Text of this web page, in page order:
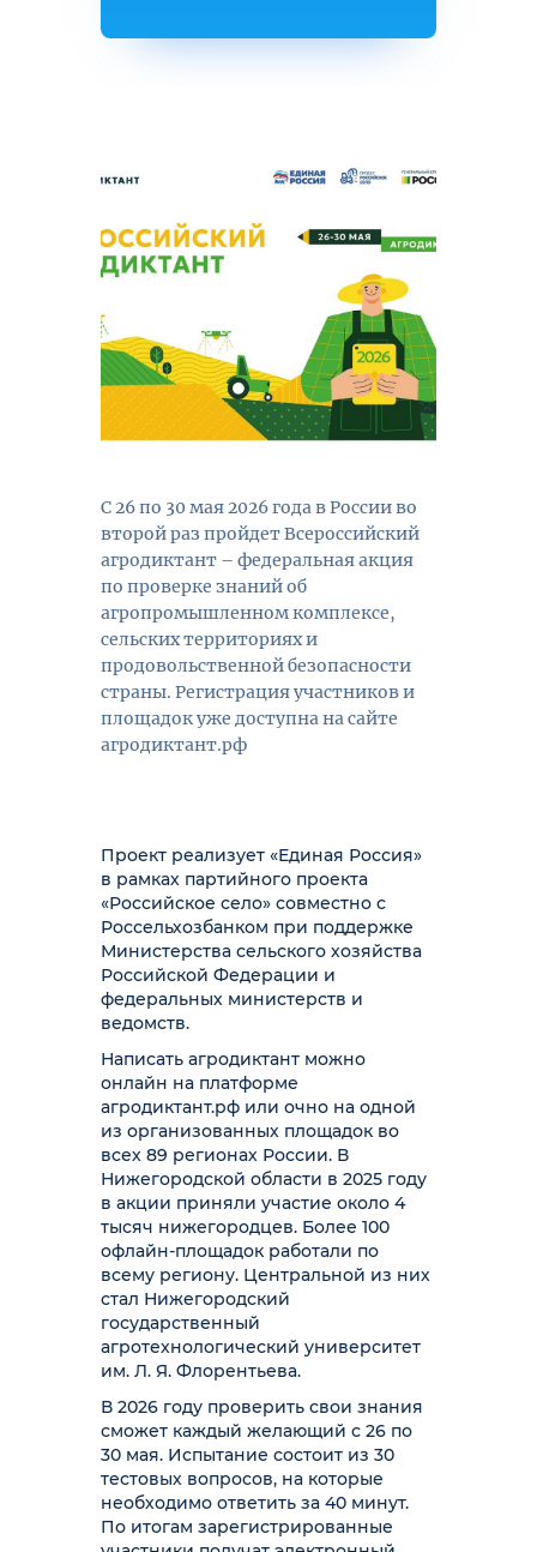
С 26 по 30 мая 2026 года в России во
второй раз пройдет Всероссийский
агродиктант – федеральная акция
по проверке знаний об
агропромышленном комплексе,
сельских территориях и
продовольственной безопасности
страны. Регистрация участников и
площадок уже доступна на сайте
агродиктант.рф
Проект реализует «Единая Россия»
в рамках партийного проекта
«Российское село» совместно с
Россельхозбанком при поддержке
Министерства сельского хозяйства
Российской Федерации и
федеральных министерств и
ведомств.
Написать агродиктант можно
онлайн на платформе
агродиктант.рф или очно на одной
из организованных площадок во
всех 89 регионах России. В
Нижегородской области в 2025 году
в акции приняли участие около 4
тысяч нижегородцев. Более 100
офлайн-площадок работали по
всему региону. Центральной из них
стал Нижегородский
государственный
агротехнологический университет
им. Л. Я. Флорентьева.
В 2026 году проверить свои знания
сможет каждый желающий с 26 по
30 мая. Испытание состоит из 30
тестовых вопросов, на которые
необходимо ответить за 40 минут.
По итогам зарегистрированные